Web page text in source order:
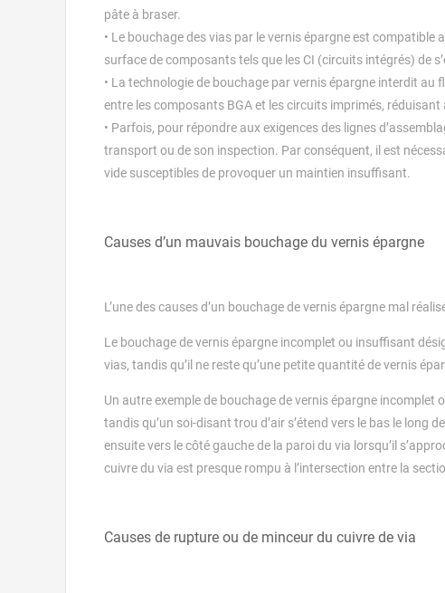
pâte à braser.
• Le bouchage des vias par le vernis épargne est compatible
surface de composants tels que les CI (circuits intégrés) de
• La technologie de bouchage par vernis épargne interdit au
entre les composants BGA et les circuits imprimés,
• Parfois, pour répondre aux exigences des lignes
transport ou de son inspection. Par conséquent, il est
vide susceptibles de provoquer un maintien insuffisant.
Causes d’un mauvais bouchage du vernis épargne
L’une des causes d’un bouchage de vernis épargne mal
Le bouchage de vernis épargne incomplet ou insuffisant
vias, tandis qu’il ne reste qu’une petite quantité de vernis
Un autre exemple de bouchage de vernis épargne incomplet
tandis qu’un soi-disant trou d’air s’étend vers le bas le long
ensuite vers le côté gauche de la paroi du via lorsqu’il
cuivre du via est presque rompu à l’intersection entre la
Causes de rupture ou de minceur du cuivre de via